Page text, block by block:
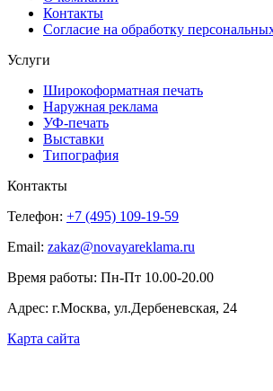
Контакты
Согласие на обработку
Услуги
Широкоформатная печать
Наружная реклама
УФ-печать
Выставки
Типография
Контакты
Телефон: +7 (495) 109-19-59
Email: zakaz@novayareklama.ru
Время работы: Пн-Пт 10.00-20.00
Адрес: г.Москва, ул.Дербеневская, 24
Карта сайта